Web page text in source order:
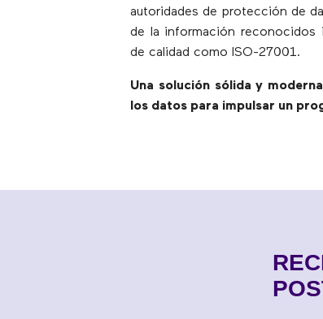
autoridades de protección de
de la información reconocidos
de calidad como ISO-27001.
Una solución sólida y
los datos para impulsar un